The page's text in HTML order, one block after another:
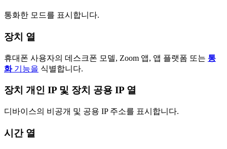
통화한 모드를 표시합니다.
장치 열
휴대폰 사용자의 데스크폰 모델, Zoom 앱, 앱 플랫폼 또는 통
화기능을 식별합니다.
장치 개인 IP 및 장치 공용 IP 열
디바이스의 비공개 및 공용 IP 주소를 표시합니다.
시간 열